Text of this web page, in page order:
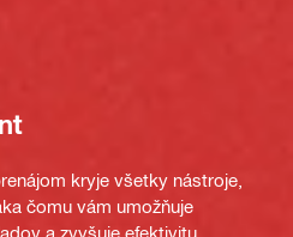
kryje všetky nástroje,
čomu vám umožňuje
a zvyšuje efektivitu